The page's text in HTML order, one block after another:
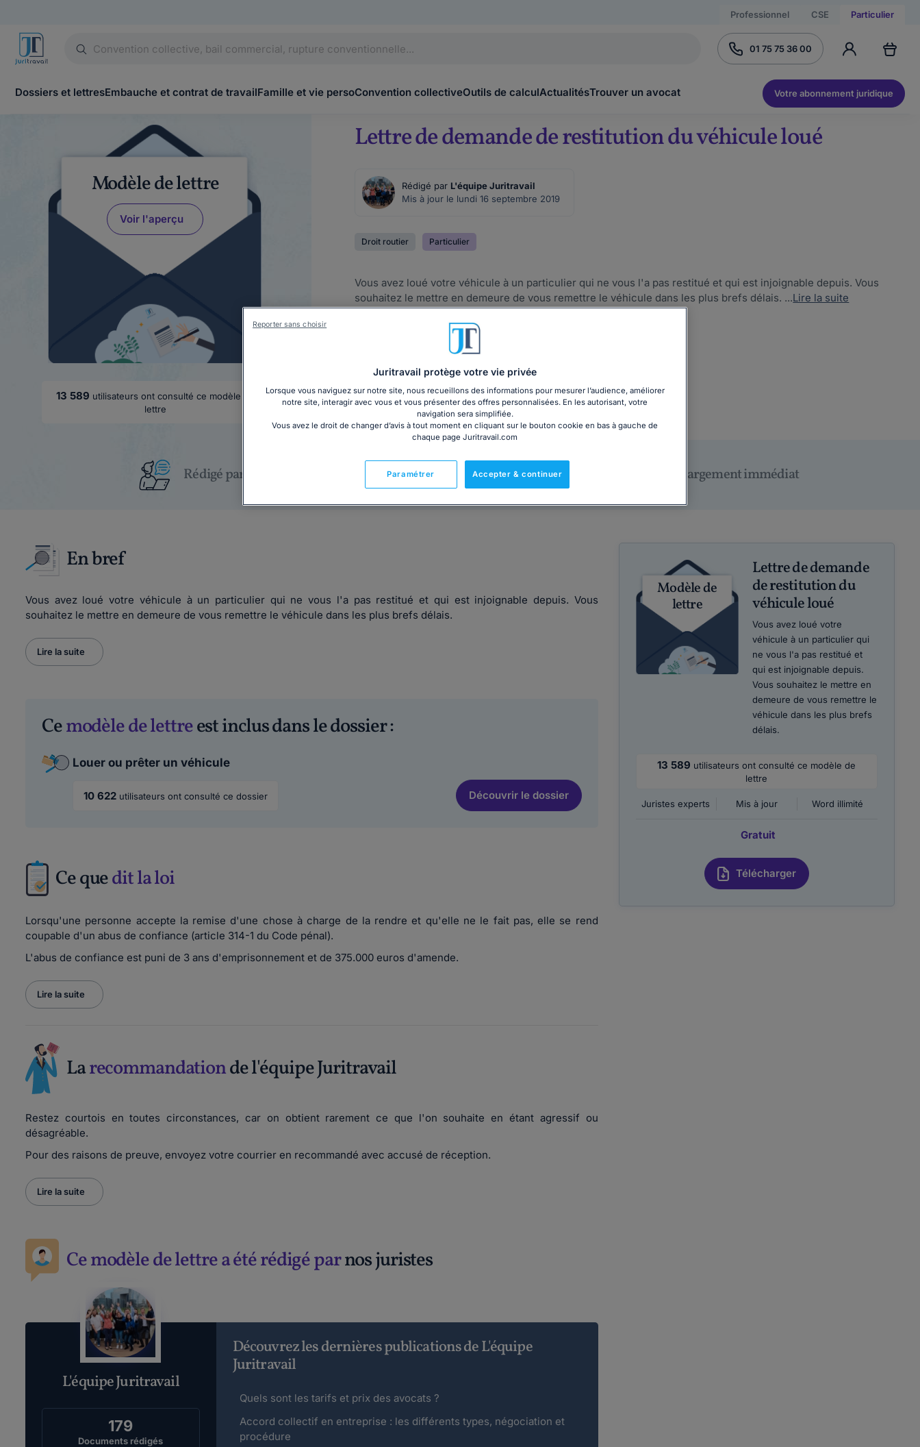
Professionnel CSE Particulier
01 75 75 36 00
Dossiers et lettresEmbauche et contrat de travailFamille et vie persoConvention collectiveOutils de calculActualitésTrouver un avocat Votre abonnement juridique
Modèle de lettre
Voir l'aperçu
13 589 utilisateurs ont consulté ce modèle de
lettre
Lettre de demande de restitution du véhicule loué
Rédigé par L'équipe Juritravail
Mis à jour le lundi 16 septembre 2019
Droit routier Particulier
Vous avez loué votre véhicule à un particulier qui ne vous l'a pas restitué et qui est injoignable depuis. Vous
souhaitez le mettre en demeure de vous remettre le véhicule dans les plus brefs délais. ...Lire la suite
Télécharger
Rédigé par un juriste Prêt à l'emploi Téléchargement immédiat
En bref
Vous avez loué votre véhicule à un particulier qui ne vous l'a pas restitué et qui est injoignable depuis. Vous
souhaitez le mettre en demeure de vous remettre le véhicule dans les plus brefs délais.
Lire la suite
Cemodèle de lettreest inclus dans le dossier :
Louer ou prêter un véhicule
10 622 utilisateurs ont consulté ce dossier Découvrirle dossier
Ce quedit la loi
Lorsqu'une personne accepte la remise d'une chose à charge de la rendre et qu'elle ne le fait pas, elle se rend
coupable d'un abus de confiance (article 314-1 du Code pénal).
L'abus de confiance est puni de 3 ans d'emprisonnement et de 375.000 euros d'amende.
Lire la suite
Larecommandationde l'équipe Juritravail
Restez courtois en toutes circonstances, car on obtient rarement ce que l'on souhaite en étant agressif ou
désagréable.
Pour des raisons de preuve, envoyez votre courrier en recommandé avec accusé de réception.
Lire la suite
Ce modèle de lettre a été rédigé parnos juristes
L'équipe Juritravail
179
Documents rédigés
Découvrez les dernières publications de L'équipe
Juritravail
Quels sont les tarifs et prix des avocats ?
Accord collectif en entreprise : les différents types, négociation et
procédure
Modèle de
lettre
Lettre de demande
de restitution du
véhicule loué
Vous avez loué votre
véhicule à un particulier qui
ne vous l'a pas restitué et
qui est injoignable depuis.
Vous souhaitez le mettre en
demeure de vous remettre le
véhicule dans les plus brefs
délais.
13 589 utilisateurs ont consulté ce modèle de
lettre
Juristes experts Mis à jour Word illimité
Gratuit
Télécharger
Juritravail protège votre vie privée
Lorsque vous naviguez sur notre site, nous recueillons des informations pour mesurer l’audience, améliorer
notre site, interagir avec vous et vous présenter des offres personnalisées. En les autorisant, votre
navigation sera simplifiée.
Vous avez le droit de changer d’avis à tout moment en cliquant sur le bouton cookie en bas à gauche de
chaque page Juritravail.com
Accepter & continuer
Paramétrer
Reporter sans choisir